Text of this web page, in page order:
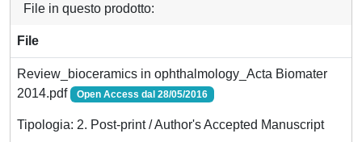
File in questo prodotto:
File
Review_bioceramics in ophthalmology_Acta Biomater
2014.pdf
Open Access dal 28/05/2016
Tipologia: 2. Post-print / Author's Accepted Manuscript